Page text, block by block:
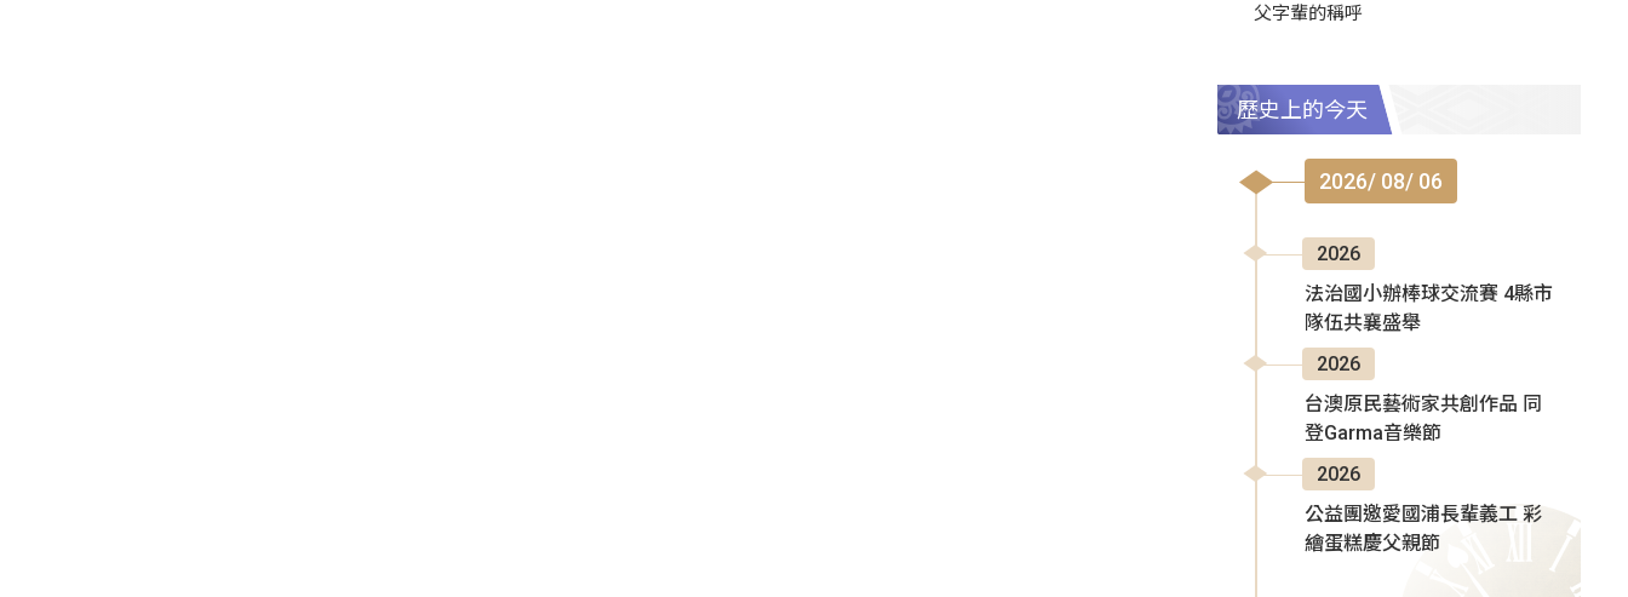
父字輩的稱呼
歷史上的今天
2026/ 08/ 06
2026
法治國小辦棒球交流賽 4縣市
隊伍共襄盛舉
2026
台澳原民藝術家共創作品 同
登Garma音樂節
2026
公益團邀愛國浦長輩義工 彩
繪蛋糕慶父親節